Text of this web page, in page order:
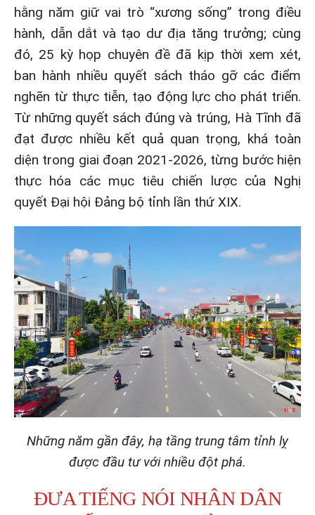
hằng năm giữ vai trò “xương sống” trong điều
hành, dẫn dắt và tạo dư địa tăng trưởng; cùng
đó, 25 kỳ họp chuyên đề đã kịp thời xem xét,
ban hành nhiều quyết sách tháo gỡ các điểm
nghẽn từ thực tiễn, tạo động lực cho phát triển.
Từ những quyết sách đúng và trúng, Hà Tĩnh đã
đạt được nhiều kết quả quan trọng, khá toàn
diện trong giai đoạn 2021-2026, từng bước hiện
thực hóa các mục tiêu chiến lược của Nghị
quyết Đại hội Đảng bộ tỉnh lần thứ XIX.
Những năm gần đây, hạ tầng trung tâm tỉnh lỵ
được đầu tư với nhiều đột phá.
ĐƯA TIẾNG NÓI NHÂN DÂN